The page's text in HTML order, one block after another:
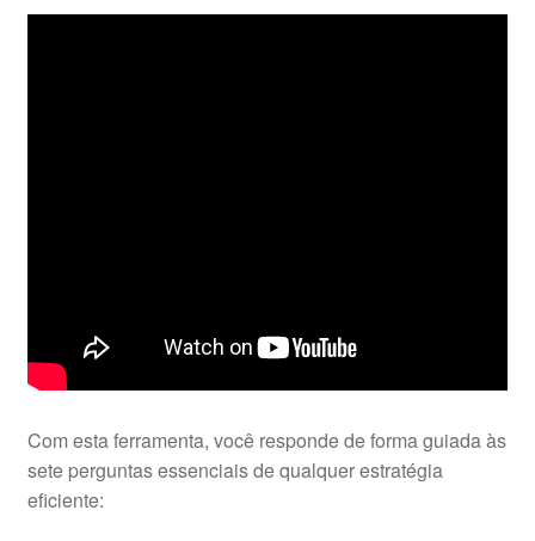
Com esta ferramenta, você responde de forma guiada às
sete perguntas essenciais de qualquer estratégia
eficiente: